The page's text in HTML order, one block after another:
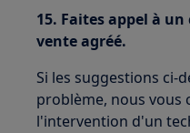
15. Faites appel à
vente agréé.
Si les suggestions ci-
problème, nous vous
l'intervention d'un